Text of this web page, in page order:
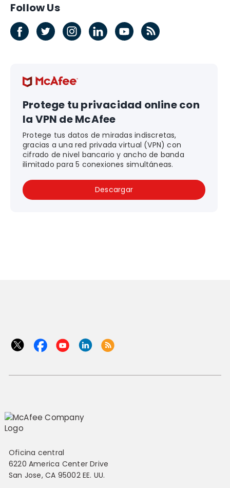
Follow Us
Protege tu privacidad online con
la VPN de McAfee
Protege tus datos de miradas indiscretas,
gracias a una red privada virtual (VPN) con
cifrado de nivel bancario y ancho de banda
ilimitado para 5 conexiones simultáneas.
Descargar
Oficina central
6220 America Center Drive
San Jose, CA 95002 EE. UU.